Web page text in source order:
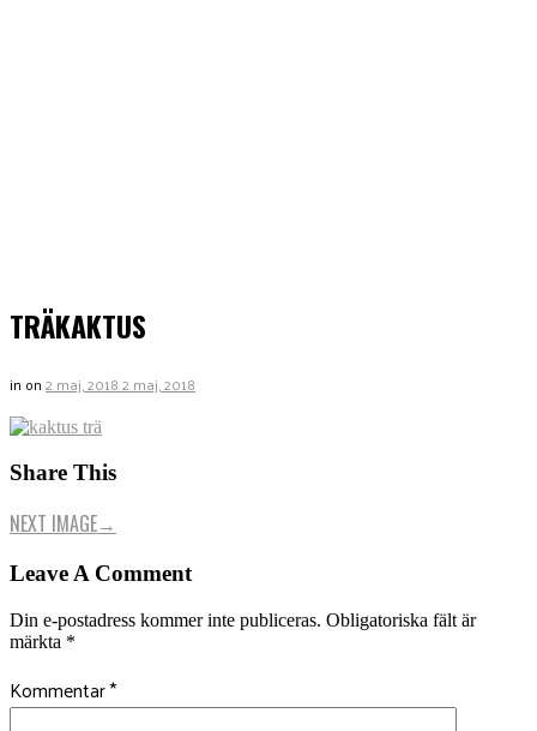
TRÄKAKTUS
in on2 maj, 20182 maj, 2018
Share This
NEXT IMAGE→
Leave A Comment
Din e-postadress kommer inte publiceras. Obligatoriska fält är
märkta *
Kommentar*